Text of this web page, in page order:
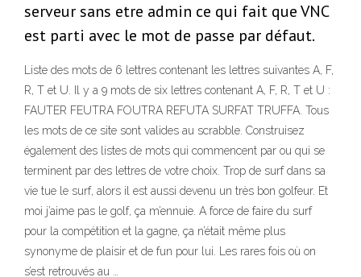
serveur sans etre admin ce qui fait que VNC
est parti avec le mot de passe par défaut.
Liste des mots de 6 lettres contenant les lettres suivantes A, F,
R, T et U. Il y a 9 mots de six lettres contenant A, F, R, T et U :
FAUTER FEUTRA FOUTRA REFUTA SURFAT TRUFFA. Tous
les mots de ce site sont valides au scrabble. Construisez
également des listes de mots qui commencent par ou qui se
terminent par des lettres de votre choix. Trop de surf dans sa
vie tue le surf, alors il est aussi devenu un très bon golfeur. Et
moi j’aime pas le golf, ça m’ennuie. A force de faire du surf
pour la compétition et la gagne, ça n’était même plus
synonyme de plaisir et de fun pour lui. Les rares fois où on
s’est retrouvés au …